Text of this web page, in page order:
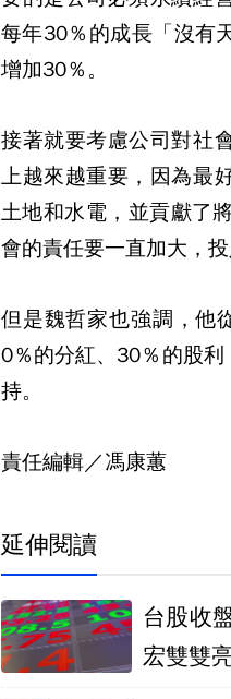
每年30％的成長「沒有
增加30％。
接著就要考慮公司對社
上越來越重要，因為最
土地和水電，並貢獻了
會的責任要一直加大，投
但是魏哲家也強調，他
0％的分紅、30％的股
持。
責任編輯／馮康蕙
延伸閱讀
台股收
宏雙雙